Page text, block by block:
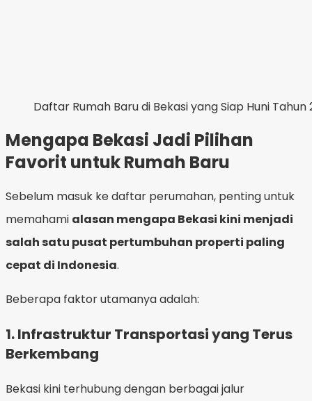
Daftar Rumah Baru di Bekasi yang Siap Huni Tahun
Mengapa Bekasi Jadi Pilihan
Favorit untuk Rumah Baru
Sebelum masuk ke daftar perumahan, penting untuk
memahami alasan mengapa Bekasi kini menjadi
salah satu pusat pertumbuhan properti paling
cepat di Indonesia.
Beberapa faktor utamanya adalah:
1.Infrastruktur Transportasi yang Terus
Berkembang
Bekasi kini terhubung dengan berbagai jalur